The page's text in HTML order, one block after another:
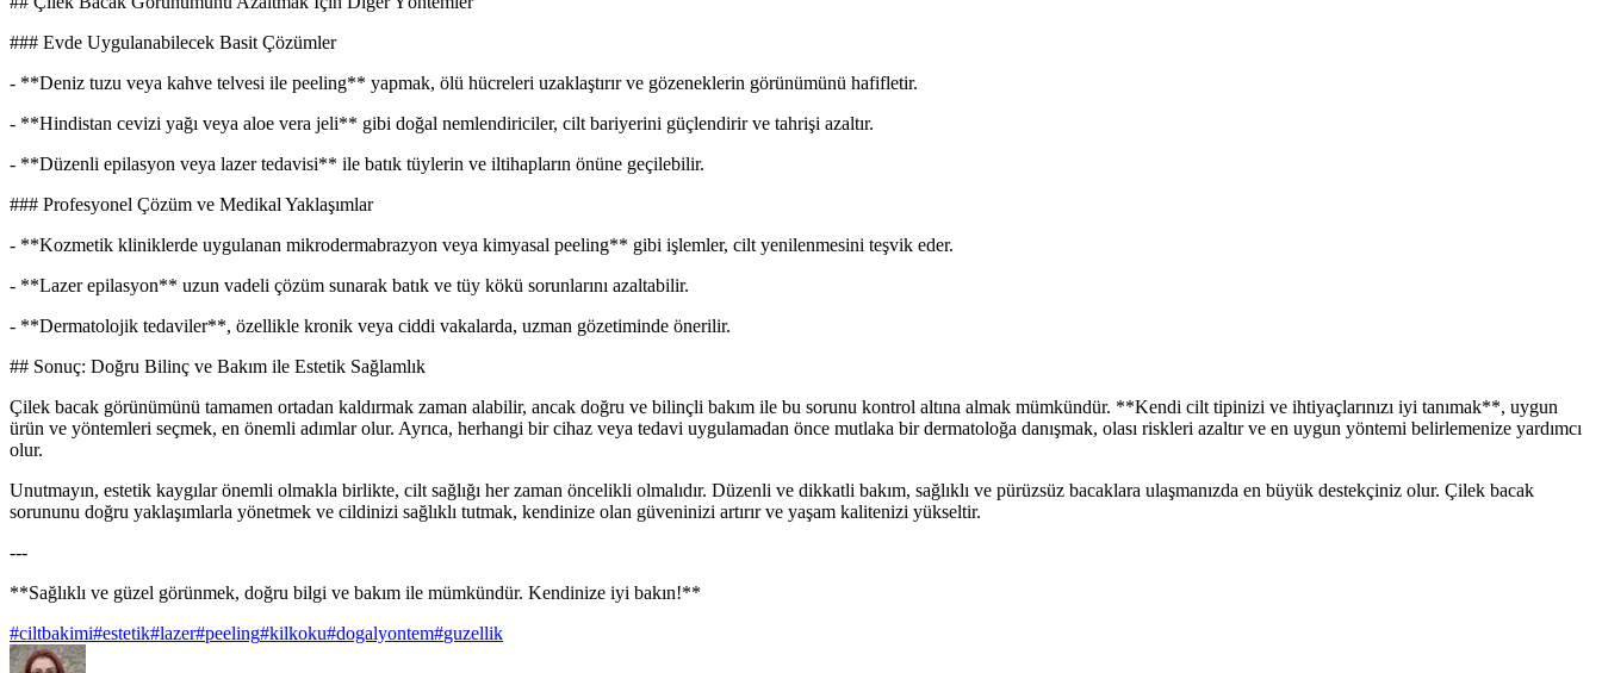
### Evde Uygulanabilecek Basit Çözümler
- **Deniz tuzu veya kahve telvesi ile peeling** yapmak, ölü hücreleri uzaklaştırır ve gözeneklerin görünümünü hafifletir.
- **Hindistan cevizi yağı veya aloe vera jeli** gibi doğal nemlendiriciler, cilt bariyerini güçlendirir ve tahrişi azaltır.
- **Düzenli epilasyon veya lazer tedavisi** ile batık tüylerin ve iltihapların önüne geçilebilir.
### Profesyonel Çözüm ve Medikal Yaklaşımlar
- **Kozmetik kliniklerde uygulanan mikrodermabrazyon veya kimyasal peeling** gibi işlemler, cilt yenilenmesini teşvik eder.
- **Lazer epilasyon** uzun vadeli çözüm sunarak batık ve tüy kökü sorunlarını azaltabilir.
- **Dermatolojik tedaviler**, özellikle kronik veya ciddi vakalarda, uzman gözetiminde önerilir.
## Sonuç: Doğru Bilinç ve Bakım ile Estetik Sağlamlık
Çilek bacak görünümünü tamamen ortadan kaldırmak zaman alabilir, ancak doğru ve bilinçli bakım ile bu sorunu kontrol altına almak mümkündür. **Kendi cilt tipinizi ve ihtiyaçlarınızı iyi tanımak**, uygun
ürün ve yöntemleri seçmek, en önemli adımlar olur. Ayrıca, herhangi bir cihaz veya tedavi uygulamadan önce mutlaka bir dermatoloğa danışmak, olası riskleri azaltır ve en uygun yöntemi belirlemenize yardımcı
olur.
Unutmayın, estetik kaygılar önemli olmakla birlikte, cilt sağlığı her zaman öncelikli olmalıdır. Düzenli ve dikkatli bakım, sağlıklı ve pürüzsüz bacaklara ulaşmanızda en büyük destekçiniz olur. Çilek bacak
sorununu doğru yaklaşımlarla yönetmek ve cildinizi sağlıklı tutmak, kendinize olan güveninizi artırır ve yaşam kalitenizi yükseltir.
---
**Sağlıklı ve güzel görünmek, doğru bilgi ve bakım ile mümkündür. Kendinize iyi bakın!**
#ciltbakimi#estetik#lazer#peeling#kilkoku#dogalyontem#guzellik